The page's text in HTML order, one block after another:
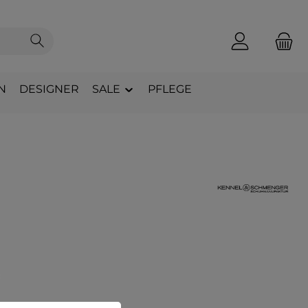
DESIGNER SALE PFLEGE